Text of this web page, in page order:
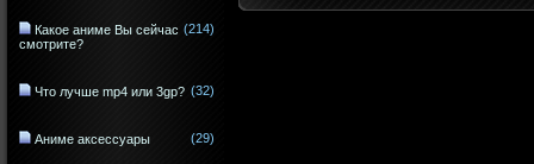
Какое аниме Вы сейчас
смотрите?
(214)
Что лучше mp4 или 3gp? (32)
Аниме аксессуары (29)